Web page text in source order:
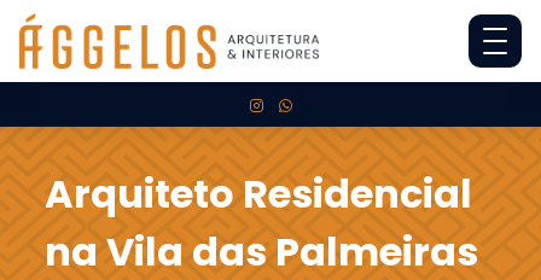
Arquiteto Residencial
na Vila das Palmeiras